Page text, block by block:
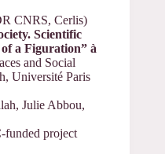
CNRS, Cerlis)
Scientific
a Figuration” à
and Social
Université Paris
Julie Abbou,
funded project